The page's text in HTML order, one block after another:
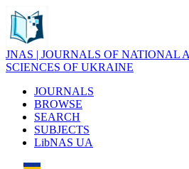
JNAS | JOURNALS OF NATIONAL
SCIENCES OF UKRAINE
JOURNALS
BROWSE
SEARCH
SUBJECTS
LibNAS UA